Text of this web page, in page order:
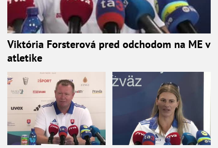
Viktória Forsterová pred odchodom na ME v
atletike